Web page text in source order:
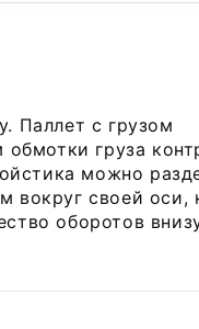
Паллет с грузом
груза
можно
вокруг своей оси,
оборотов